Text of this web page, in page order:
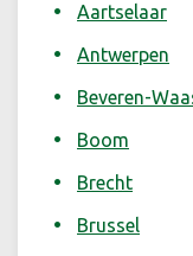
Aartselaar
Antwerpen
Beveren-
Boom
Brecht
Brussel